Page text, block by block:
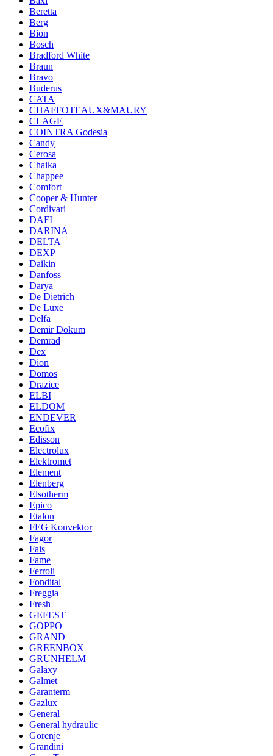
Beretta
Berg
Bion
Bosch
Bradford White
Braun
Bravo
Buderus
CATA
CHAFFOTEAUX&MAURY
CLAGE
COINTRA Godesia
Candy
Cerosa
Chaika
Chappee
Comfort
Cooper & Hunter
Cordivari
DAFI
DARINA
DELTA
DEXP
Daikin
Danfoss
Darya
De Dietrich
De Luxe
Delfa
Demir Dokum
Demrad
Dex
Dion
Domos
Drazice
ELBI
ELDOM
ENDEVER
Ecofix
Edisson
Electrolux
Elektromet
Element
Elenberg
Elsotherm
Epico
Etalon
FEG Konvektor
Fagor
Fais
Fame
Ferroli
Fondital
Freggia
Fresh
GEFEST
GOPPO
GRAND
GREENBOX
GRUNHELM
Galaxy
Galmet
Garanterm
Gazlux
General
General hydraulic
Gorenje
Grandini